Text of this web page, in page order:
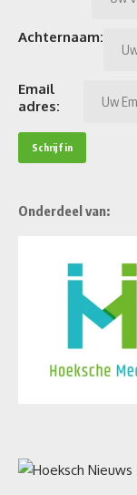
Achternaam:
Email
adres:
Onderdeel van: